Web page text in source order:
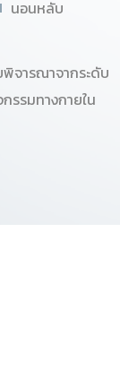
นอนหลับ
จารณาจากระดับ
รรมทางกายใน